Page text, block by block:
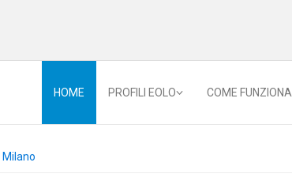
HOME PROFILI EOLO COME FUNZIONA
Milano